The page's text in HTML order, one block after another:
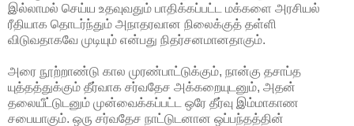
இல்லாமல் செய்ய உதவுவதும் பாதிக்கப்பட்ட மக்களை அரசியல்
ரீதியாக தொடர்ந்தும் அநாதரவான நிலைக்குத் தள்ளி
விடுவதாகவே முடியும் என்பது நிதர்சனமானதாகும்.
அரை நூற்றாண்டு கால முரண்பாட்டுக்கும், நான்கு தசாப்த
யுத்தத்துக்கும் தீர்வாக சர்வதேச அக்கறையுடனும், அதன்
தலையீட்டுடனும் முன்வைக்கப்பட்ட ஒரே தீர்வு இம்மாகாண
சபையாகும். ஒரு சர்வதேச நாட்டுடனான ஒப்பந்தத்தின்